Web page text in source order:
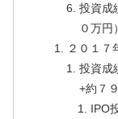
投資成
０万円）
２０１７
投資成
+約７
IPO